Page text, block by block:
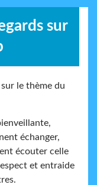
sur
le thème du
échanger,
écouter celle
et entraide